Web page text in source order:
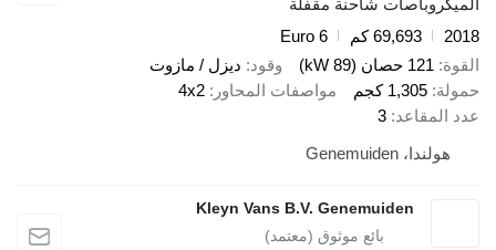
69,693 كم
Euro 6
121 حصان (89 kW) وقود
ديزل / مازوت
1,305 كجم مواصفات المحاور 4x2
المقاعد 3
هولندا، Genemuiden
Kleyn Vans B.V. Genemuiden